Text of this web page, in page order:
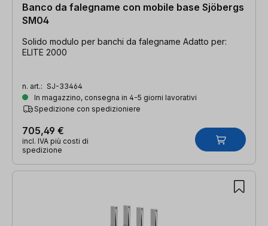
Banco da falegname con mobile base Sjöbergs
SM04
Solido modulo per banchi da falegname Adatto per:
ELITE 2000
n. art.: SJ-33464
In magazzino, consegna in 4-5 giorni lavorativi
Spedizione con spedizioniere
705,49 €
incl. IVA più costi di
spedizione